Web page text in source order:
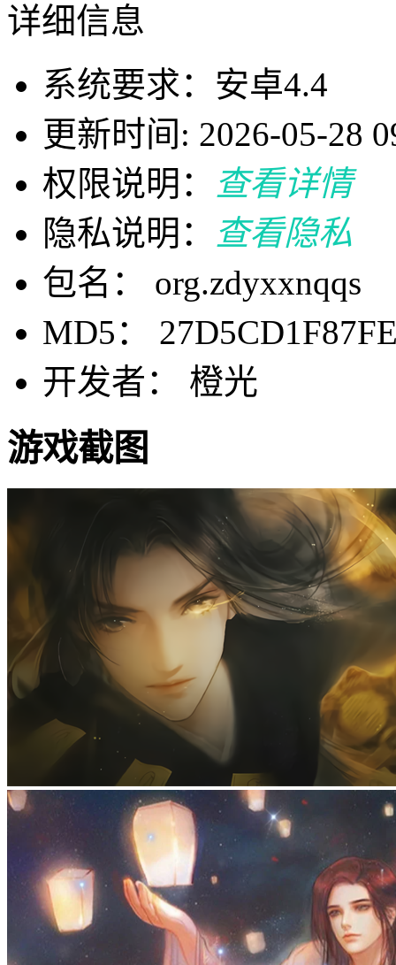
详细信息
系统要求：安卓4.4
更新时间: 2026-05-28
权限说明：
查看详情
隐私说明：
查看隐私
包名： org.zdyxxnqqs
MD5：
开发者： 橙光
游戏截图